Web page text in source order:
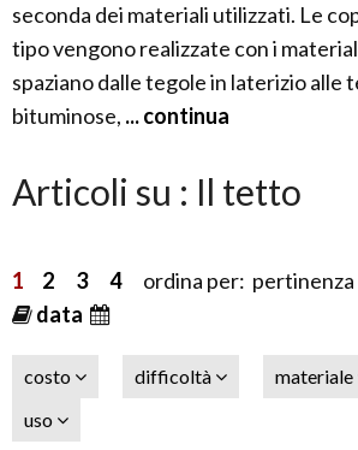
seconda dei materiali utilizzati. Le
tipo vengono realizzate con i
spaziano dalle tegole in laterizio alle
bituminose, ... continua
Articoli su : Il tetto
1 2 3 4ordina per: pertinenza
data
costo difficoltà materiale
uso